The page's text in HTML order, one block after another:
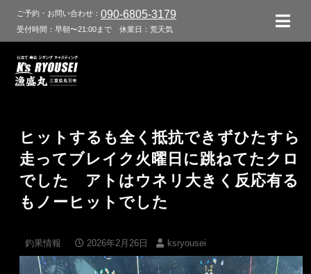
ご予約・お問い合わせ： 090-6805-3179
受付時間：早朝〜21:00まで 休業日：荒天気
ヒットするも全く抵抗できずひたすら
走ってブレイク火曜日に跳ねてたクロ
でした アトはウネリ大きく反応有る
もノーヒットでした
釣果情報 2026年2月26日 ksryousei